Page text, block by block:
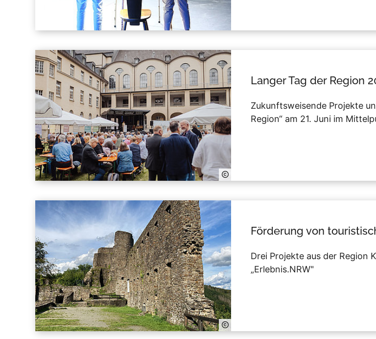
Langer Tag der Region
Zukunftsweisende Projekte
Region“ am 21. Juni im
Förderung von
Drei Projekte aus der Region
„Erlebnis.NRW"